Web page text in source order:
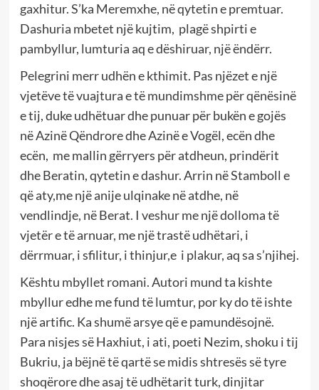
gaxhitur. S’ka Meremxhe, në qytetin e premtuar.
Dashuria mbetet një kujtim, plagë shpirti e
pambyllur, lumturia aq e dëshiruar, një ëndërr.
Pelegrini merr udhën e kthimit. Pas njëzet e një
vjetëve të vuajtura e të mundimshme për qënësinë
e tij, duke udhëtuar dhe punuar për bukën e gojës
në Azinë Qëndrore dhe Azinë e Vogël, ecën dhe
ecën, me mallin gërryers për atdheun, prindërit
dhe Beratin, qytetin e dashur. Arrin në Stamboll e
që aty,me një anije ulqinake në atdhe, në
vendlindje, në Berat. I veshur me një dolloma të
vjetër e të arnuar, me një trastë udhëtari, i
dërrmuar, i sfilitur, i thinjur,e i plakur, aq sa s’njihej.
Kështu mbyllet romani. Autori mund ta kishte
mbyllur edhe me fund të lumtur, por ky do të ishte
një artific. Ka shumë arsye që e pamundësojnë.
Para nisjes së Haxhiut, i ati, poeti Nezim, shoku i tij
Bukriu, ja bëjnë të qartë se midis shtresës së tyre
shoqërore dhe asaj të udhëtarit turk, dinjitar